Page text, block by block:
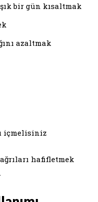
bir gün kısaltmak
azaltmak
içmelisiniz
hafifletmek